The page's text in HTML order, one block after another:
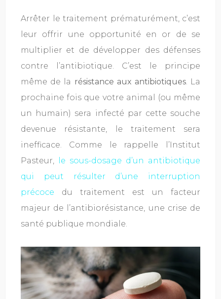
Arrêter le traitement prématurément, c’est
leur offrir une opportunité en or de se
multiplier et de développer des défenses
contre l’antibiotique. C’est le principe
même de la résistance aux antibiotiques. La
prochaine fois que votre animal (ou même
un humain) sera infecté par cette souche
devenue résistante, le traitement sera
inefficace. Comme le rappelle l’Institut
Pasteur,
le sous-dosage d’un antibiotique
qui peut résulter d’une interruption
précoce du traitement est un facteur
majeur de l’antibiorésistance, une crise de
santé publique mondiale.